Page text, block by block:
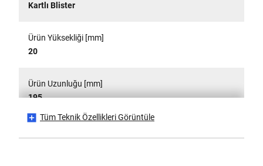
Kartlı Blister
Ürün Yüksekliği [mm]
20
Ürün Uzunluğu [mm]
195
Tüm Teknik Özellikleri Görüntüle